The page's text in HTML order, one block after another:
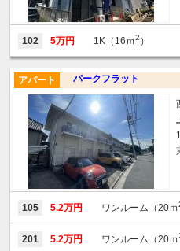
102 5万円 1K（16ｍ2 ）
パークフラット
アパート
105 5.2万円 ワンルーム（20ｍ
201 5.2万円 ワンルーム（20ｍ